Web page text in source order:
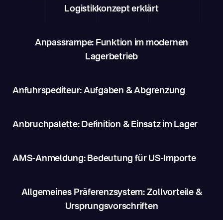
Logistikkonzept erklärt
Anpassrampe: Funktion im modernen
Lagerbetrieb
Anfuhrspediteur: Aufgaben & Abgrenzung
Anbruchpalette: Definition & Einsatz im Lager
AMS-Anmeldung: Bedeutung für US-Importe
Allgemeines Präferenzsystem: Zollvorteile &
Ursprungsvorschriften